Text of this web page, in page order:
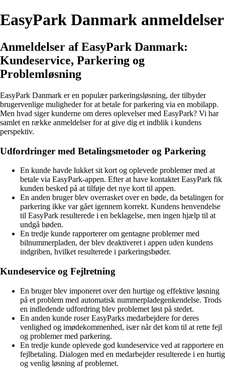
EasyPark Danmark anmeldelser
Anmeldelser af EasyPark Danmark:
Kundeservice, Parkering og
Problemløsning
EasyPark Danmark er en populær parkeringsløsning, der tilbyder
brugervenlige muligheder for at betale for parkering via en mobilapp.
Men hvad siger kunderne om deres oplevelser med EasyPark? Vi har
samlet en række anmeldelser for at give dig et indblik i kundens
perspektiv.
Udfordringer med Betalingsmetoder og Parkering
En kunde havde lukket sit kort og oplevede problemer med at
betale via EasyPark-appen. Efter at have kontaktet EasyPark fik
kunden besked på at tilføje det nye kort til appen.
En anden bruger blev overrasket over en bøde, da betalingen for
parkering ikke var gået igennem korrekt. Kundens henvendelse
til EasyPark resulterede i en beklagelse, men ingen hjælp til at
undgå bøden.
En tredje kunde rapporterer om gentagne problemer med
bilnummerpladen, der blev deaktiveret i appen uden kundens
indgriben, hvilket resulterede i parkeringsbøder.
Kundeservice og Fejlretning
En bruger blev imponeret over den hurtige og effektive løsning
på et problem med automatisk nummerpladegenkendelse. Trods
en indledende udfordring blev problemet løst på stedet.
En anden kunde roser EasyParks medarbejdere for deres
venlighed og imødekommenhed, især når det kom til at rette fejl
og problemer med parkering.
En tredje kunde oplevede god kundeservice ved at rapportere en
fejlbetaling. Dialogen med en medarbejder resulterede i en hurtig
og venlig løsning af problemet.